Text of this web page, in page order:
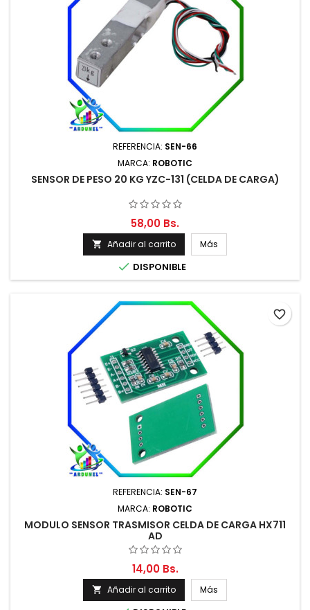
REFERENCIA: SEN-66
MARCA: ROBOTIC
SENSOR DE PESO 20 KG YZC-131 (CELDA DE CARGA)
58,00 Bs.
 Añadir al carrito Más
 DISPONIBLE
REFERENCIA: SEN-67
MARCA: ROBOTIC
MODULO SENSOR TRASMISOR CELDA DE CARGA HX711
AD
14,00 Bs.
 Añadir al carrito Más
favorite_border